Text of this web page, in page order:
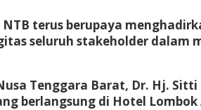
terus berupaya
seluruh stakeholder
Tenggara Barat, Dr. Hj.
berlangsung di Hotel Lombok